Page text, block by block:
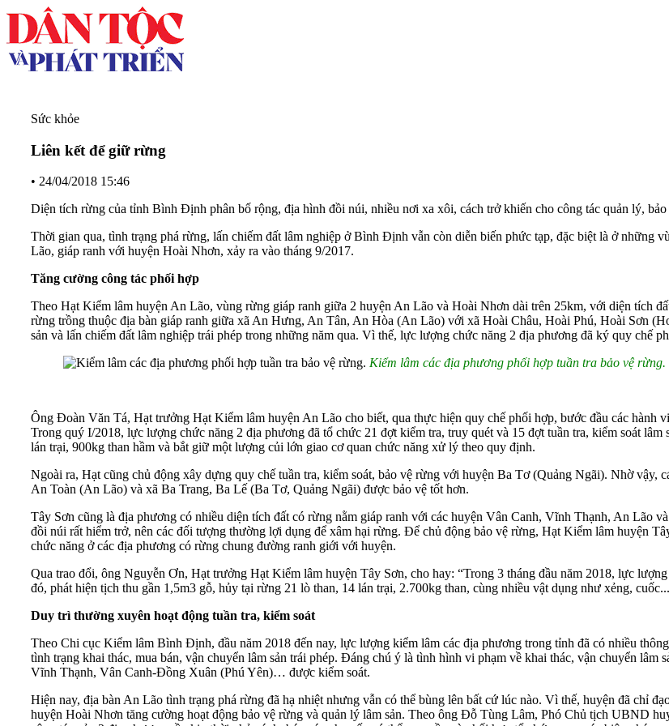
Sức khỏe
Liên kết để giữ rừng
• 24/04/2018 15:46
Diện tích rừng của tỉnh Bình Định phân bố rộng, địa hình đồi núi, nhiều nơi xa xôi, cách trở khiến cho công tác quản lý,
Thời gian qua, tình trạng phá rừng, lấn chiếm đất lâm nghiệp ở Bình Định vẫn còn diễn biến phức tạp, đặc biệt là ở những
Lão, giáp ranh với huyện Hoài Nhơn, xảy ra vào tháng 9/2017.
Tăng cường công tác phối hợp
Theo Hạt Kiểm lâm huyện An Lão, vùng rừng giáp ranh giữa 2 huyện An Lão và Hoài Nhơn dài trên 25km, với diện tích
rừng trồng thuộc địa bàn giáp ranh giữa xã An Hưng, An Tân, An Hòa (An Lão) với xã Hoài Châu, Hoài Phú, Hoài Sơn
sản và lấn chiếm đất lâm nghiệp trái phép trong những năm qua. Vì thế, lực lượng chức năng 2 địa phương đã ký quy chế
Kiểm lâm các địa phương phối hợp tuần tra bảo vệ rừng.
Ông Đoàn Văn Tá, Hạt trưởng Hạt Kiểm lâm huyện An Lão cho biết, qua thực hiện quy chế phối hợp, bước đầu các hành
Trong quý I/2018, lực lượng chức năng 2 địa phương đã tổ chức 21 đợt kiểm tra, truy quét và 15 đợt tuần tra, kiểm soát
lán trại, 900kg than hầm và bắt giữ một lượng củi lớn giao cơ quan chức năng xử lý theo quy định.
Ngoài ra, Hạt cũng chủ động xây dựng quy chế tuần tra, kiểm soát, bảo vệ rừng với huyện Ba Tơ (Quảng Ngãi). Nhờ
An Toàn (An Lão) và xã Ba Trang, Ba Lế (Ba Tơ, Quảng Ngãi) được bảo vệ tốt hơn.
Tây Sơn cũng là địa phương có nhiều diện tích đất có rừng nằm giáp ranh với các huyện Vân Canh, Vĩnh Thạnh, An
đồi núi rất hiểm trở, nên các đối tượng thường lợi dụng để xâm hại rừng. Để chủ động bảo vệ rừng, Hạt Kiểm lâm huyện
chức năng ở các địa phương có rừng chung đường ranh giới với huyện.
Qua trao đổi, ông Nguyễn Ơn, Hạt trưởng Hạt Kiểm lâm huyện Tây Sơn, cho hay: “Trong 3 tháng đầu năm 2018, lực
đó, phát hiện tịch thu gần 1,5m3 gỗ, hủy tại rừng 21 lò than, 14 lán trại, 2.700kg than, cùng nhiều vật dụng như xẻng,
Duy trì thường xuyên hoạt động tuần tra, kiểm soát
Theo Chi cục Kiểm lâm Bình Định, đầu năm 2018 đến nay, lực lượng kiểm lâm các địa phương trong tỉnh đã có nhiều
tình trạng khai thác, mua bán, vận chuyển lâm sản trái phép. Đáng chú ý là tình hình vi phạm về khai thác, vận chuyển
Vĩnh Thạnh, Vân Canh-Đồng Xuân (Phú Yên)… được kiểm soát.
Hiện nay, địa bàn An Lão tình trạng phá rừng đã hạ nhiệt nhưng vẫn có thể bùng lên bất cứ lúc nào. Vì thế, huyện đã chỉ
huyện Hoài Nhơn tăng cường hoạt động bảo vệ rừng và quản lý lâm sản. Theo ông Đỗ Tùng Lâm, Phó Chủ tịch UBND